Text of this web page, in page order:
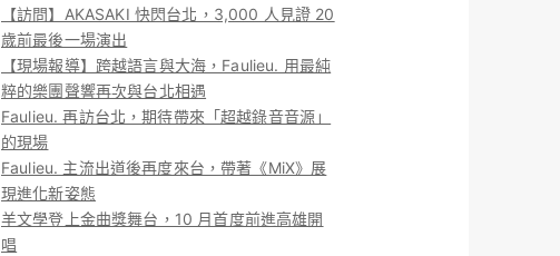
【訪問】AKASAKI 快閃台北，3,000 人見證 20
歲前最後一場演出
【現場報導】跨越語言與大海，Faulieu. 用最純
粹的樂團聲響再次與台北相遇
Faulieu. 再訪台北，期待帶來「超越錄音音源」
的現場
Faulieu. 主流出道後再度來台，帶著《MiX》展
現進化新姿態
羊文學登上金曲獎舞台，10 月首度前進高雄開
唱